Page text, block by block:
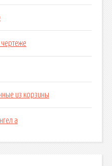
из корзины
а